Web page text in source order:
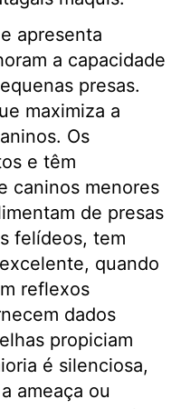
apresenta
a capacidade
presas.
maximiza a
Os
e têm
caninos menores
de presas
felídeos, tem
quando
reflexos
dados
propiciam
é silenciosa,
ameaça ou